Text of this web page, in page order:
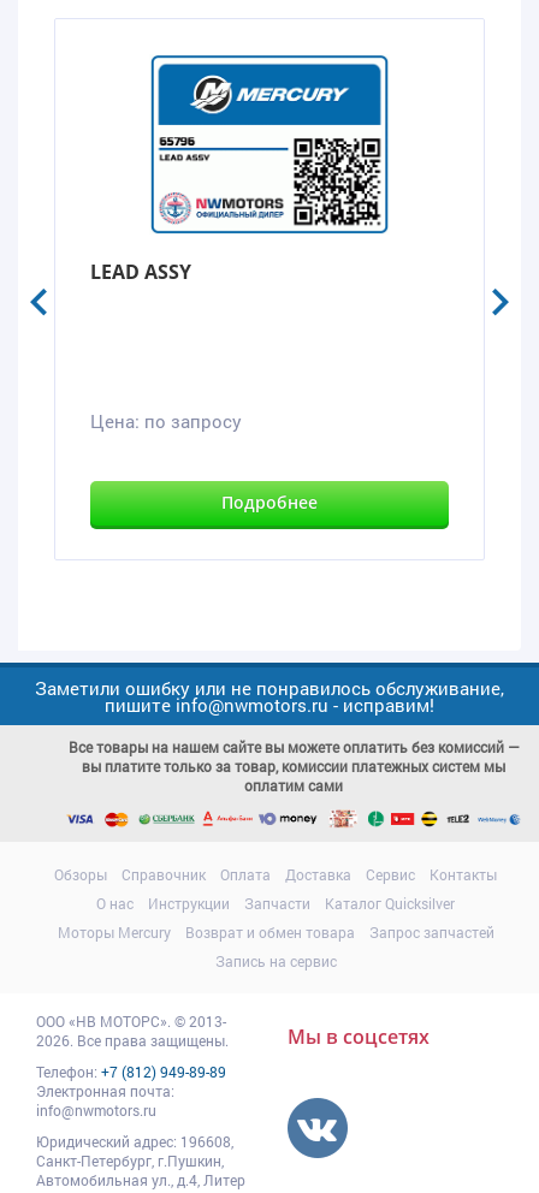
LEAD ASSY
Цена: по запросу
Подробнее
Заметили ошибку или не понравилось обслуживание,
пишите info@nwmotors.ru - исправим!
Все товары на нашем сайте вы можете оплатить без комиссий —
вы платите только за товар, комиссии платежных систем мы
оплатим сами
Обзоры Справочник Оплата Доставка Сервис
Контакты
О нас
Инструкции Запчасти
Каталог Quicksilver
Моторы Mercury
Возврат и обмен товара
Запрос запчастей
Запись на сервис
ООО«НВ МОТОРС» © 2013-
2026. Все права защищены.
Телефон: +7 (812) 949-89-89
Электронная почта:
info@nwmotors.ru
Юридический адрес: 196608
Санкт-Петербург, г.Пушкин
Автомобильная ул., д.4, Литер
Мы в соцсетях